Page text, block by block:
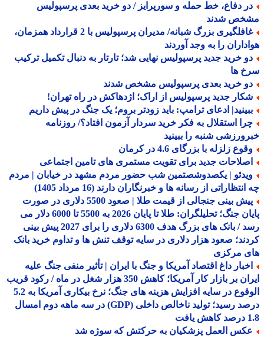
دفاع، خط حمله و سورپرایز / دو خرید بعدی پرسپولیس
شدند
غافلگیری بزرگ شبانه/ مدیران پرسپولیس با 2 قرارداد همزمان،
را به وجد آوردند
خرید جدید پرسپولیس نهایی شد؛ تارتار به دنبال تکمیل ترکیب
ها
خرید بعدی پرسپولیس مشخص شدند
جدید پرسپولیس از اراک؛ اژدهاکش در راه تهران!
ادعای ترامپ: باید زودتر بروم؛ یک جنگ در پیش داریم
استقلال به فکر خرید سردار آزمون افتاد؟/ روزنامه
شنبه را ببینید
زلزله با بزرگای 4.6 در کرمان
جدید برای تقویت مستمری های تامین اجتماعی
| یکصدوشصتمین شب حضور مردم مشهد در خیابان | مردم
از رسانه ها و خبرنگاران دارند (16 مرداد 1405)
پیش بینی جنجالی از قیمت طلا | صعود 5500 دلاری در صورت
پایان جنگ؛ تحلیلگران: طلا تا پایان 2026 به 5500 تا 6000 دلار می
رسد / بانک های بزرگ هدف 6300 دلاری را برای 2027 پیش بینی
صعود هزار دلاری در سایه توقف تنش ها و تداوم خرید بانک
مرکزی
داغ اقتصاد آمریکا و جنگ با ایران | تأثیر منفی جنگ علیه
ایران بر بازار کار آمریکا؛ کاهش 350 هزار شغل در ماه / رکود قریب
الوقوع در سایه افزایش هزینه های جنگ؛ نرخ بیکاری آمریکا به 5.2
درصد رسید؛ تولید ناخالص داخلی (GDP) در سه ماهه دوم امسال
العمل پزشکیان به حرکتش که سوژه شد